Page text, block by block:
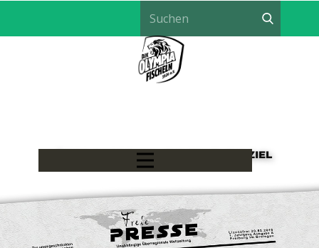
LÖWEN HANDBALL - EIN TEAM, EIN ZIEL